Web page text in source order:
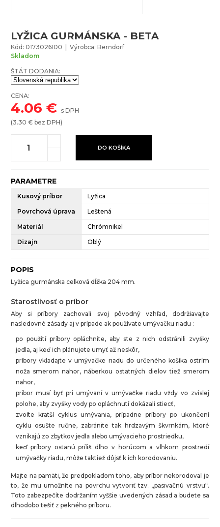
LYŽICA GURMÁNSKA - BETA
Kód: 0173026100 | Výrobca: Berndorf
Skladom
ŠTÁT DODANIA:
CENA:
4.06 € s DPH
(3.30 € bez DPH)
DO KOŠÍKA
PARAMETRE
Kusový príbor Lyžica
Povrchová úprava Leštená
Materiál Chrómnikel
Dizajn Oblý
POPIS
Lyžica gurmánska celková dĺžka 204 mm.
Starostlivosť o príbor
Aby si príbory zachovali svoj pôvodný vzhľad, dodržiavajte
nasledovné zásady aj v prípade ak používate umývačku riadu :
po použití príbory opláchnite, aby ste z nich odstránili zvyšky
jedla, aj keď ich plánujete umyť až neskôr,
príbory vkladajte v umývačke riadu do určeného košíka ostrím
noža smerom nahor, náberkou ostatných dielov tiež smerom
nahor,
príbor musí byť pri umývaní v umývačke riadu vždy vo zvislej
polohe, aby zvyšky vody po opláchnutí dokázali stiecť,
zvoľte kratší cyklus umývania, prípadne príbory po ukončení
cyklu osušte ručne, zabránite tak hrdzavým škvrnkám, ktoré
vznikajú zo zbytkov jedla alebo umývacieho prostriedku,
keď príbory ostanú príliš dlho v horúcom a vlhkom prostredí
umývačky riadu, môže taktiež dôjsť k ich korodovaniu.
Majte na pamäti, že predpokladom toho, aby príbor nekorodoval je
to, že mu umožníte na povrchu vytvoriť tzv. „pasivačnú vrstvu“.
Toto zabezpečíte dodržaním vyššie uvedených zásad a budete sa
dlhodobo tešiť z pekného príboru.